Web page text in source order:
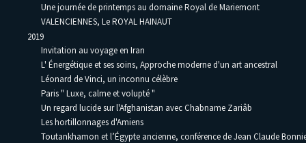
Une journée de printemps au domaine Royal de Mariemont
VALENCIENNES, Le ROYAL HAINAUT
2019
Invitation au voyage en Iran
L' Énergétique et ses soins, Approche moderne d'un art ancestral
Léonard de Vinci, un inconnu célèbre
Paris " Luxe, calme et volupté "
Un regard lucide sur l'Afghanistan avec Chabname Zariâb
Les hortillonnages d'Amiens
Toutankhamon et l’Égypte ancienne, conférence de Jean Claude